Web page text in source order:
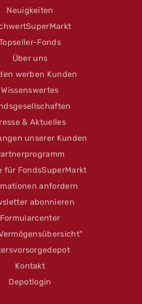
Neuigkeiten
Fonds
Über uns
werben Kunden
Wissenswertes
& Aktuelles
unserer Kunden
für FondsSuperMarkt
anfordern
abonnieren
Formularcenter
Kontakt
Depotlogin